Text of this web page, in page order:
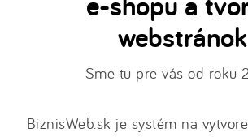
webstránok
Sme tu pre vás od roku
BiznisWeb.sk je systém na